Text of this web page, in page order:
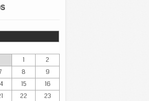
1
2
8
9
15
16
22
23